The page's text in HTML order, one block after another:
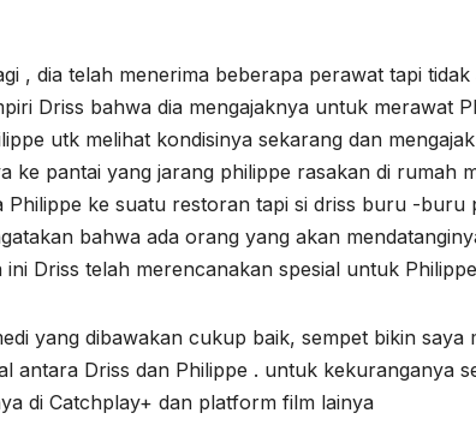
, dia telah menerima beberapa perawat tapi
Driss bahwa dia mengajaknya untuk merawat
utk melihat kondisinya sekarang dan
ke pantai yang jarang philippe rasakan di rumah
Philippe ke suatu restoran tapi si driss buru -buru
bahwa ada orang yang akan
Driss telah merencanakan spesial untuk Philippe
yang dibawakan cukup baik, sempet bikin saya
antara Driss dan Philippe . untuk kekuranganya
di Catchplay+ dan platform film lainya